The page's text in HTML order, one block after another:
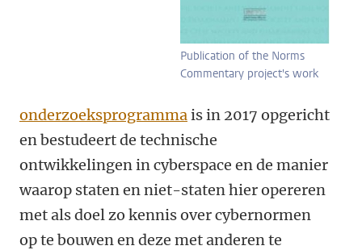
Publication of the Norms
Commentary project's work
onderzoeksprogrammais in 2017 opgericht
en bestudeert de technische
ontwikkelingen in cyberspace en de manier
waarop staten en niet-staten hier opereren
met als doel zo kennis over cybernormen
op te bouwen en deze met anderen te